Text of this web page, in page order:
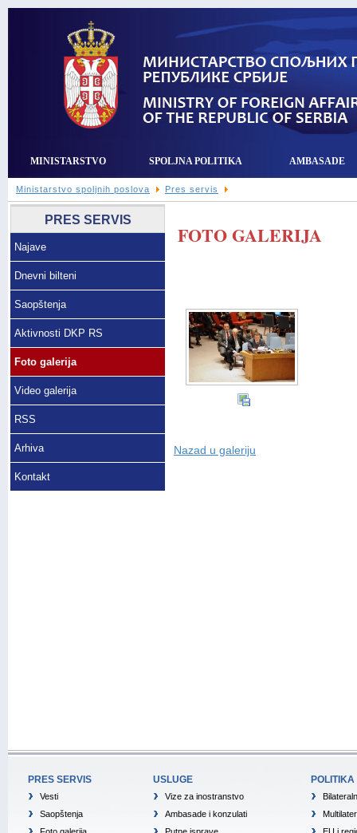
MINISTARSTVO SPOLJNA POLITIKA AMBASADE
Ministarstvo spoljnih poslova Pres servis
PRES SERVIS
Najave
Dnevni bilteni
Saopštenja
Aktivnosti DKP RS
Foto galerija
Video galerija
RSS
Arhiva
Kontakt
FOTO GALERIJA
Nazad u galeriju
PRES SERVIS
Vesti
Saopštenja
USLUGE
Vize za inostranstvo
Ambasade i konzulati
POLITIKA